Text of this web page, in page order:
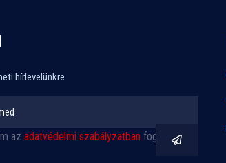
hírlevelünkre.
az adatvédelmi szabályzatban foglaltakat.